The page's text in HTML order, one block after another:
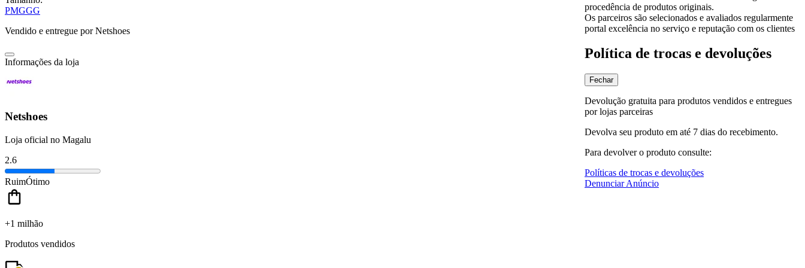
PMGGG
Vendido e entregue por Netshoes
Informações da loja
Netshoes
Loja oficial no Magalu
2.6
RuimÓtimo
+1 milhão
Produtos vendidos
procedência de produtos originais.
Os parceiros são selecionados e avaliados regularmente
portal excelência no serviço e reputação com os clientes
Política de trocas e devoluções
Fechar
Devolução gratuita para produtos vendidos e entregues
por lojas parceiras
Devolva seu produto em até 7 dias do recebimento.
Para devolver o produto consulte:
Políticas de trocas e devoluções
Denunciar Anúncio